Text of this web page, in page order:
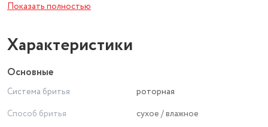
Показать полностью
Характеристики
Основные
Система бритья
роторная
Способ бритья
сухое / влажное